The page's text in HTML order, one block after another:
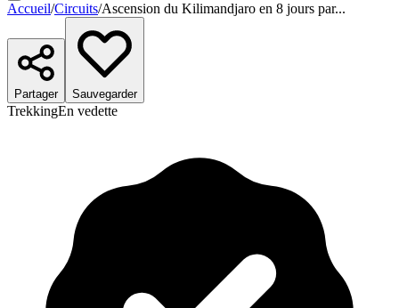
Accueil/Circuits/Ascension du Kilimandjaro en 8 jours par...
Partager Sauvegarder
TrekkingEn vedette